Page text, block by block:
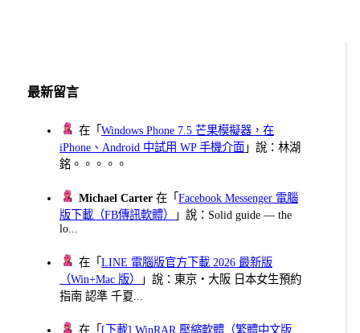
最新留言
在「Windows Phone 7.5 芒果模擬器，在
iPhone、Android 中試用 WP 手機介面 」說：林湖
銘。。。。。
Michael Carter 在「Facebook Messenger 電腦
版下載（FB傳訊軟體）
」說：Solid guide — the
lo...
在「LINE 電腦版官方下載 2026 最新版
（Win+Mac 版）
」說：東京・大阪 日本女生預約
指南 認準 千夏...
在「 [下載] WinRAR 壓縮軟體（繁體中文版